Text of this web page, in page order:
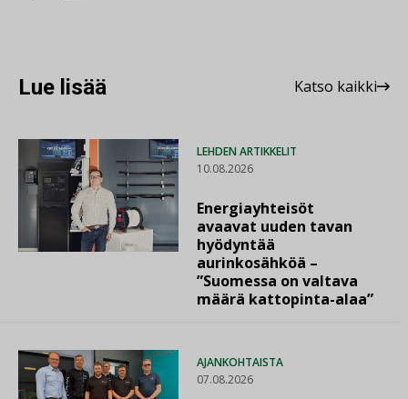
Lue lisää Katso kaikki
LEHDEN ARTIKKELIT
10.08.2026
Energiayhteisöt
avaavat uuden tavan
hyödyntää
aurinkosähköä –
”Suomessa on valtava
määrä kattopinta-alaa”
AJANKOHTAISTA
07.08.2026